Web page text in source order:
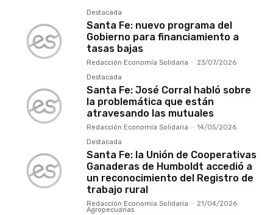
Destacada
Santa Fe: nuevo programa del
Gobierno para financiamiento a
tasas bajas
Redacción Economía Solidaria - 23/07/2026
Destacada
Santa Fe: José Corral habló sobre
la problemática que están
atravesando las mutuales
Redacción Economía Solidaria - 14/05/2026
Destacada
Santa Fe: la Unión de Cooperativas
Ganaderas de Humboldt accedió a
un reconocimiento del Registro de
trabajo rural
Redacción Economía Solidaria - 21/04/2026
Agropecuarias